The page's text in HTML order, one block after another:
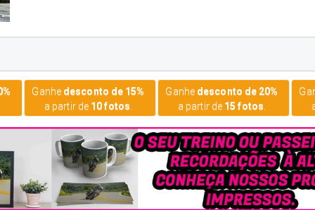
Ganhe desconto de 20%
a partir de 15 fotos
Ganhe desconto de 25%
a partir de 20 fotos